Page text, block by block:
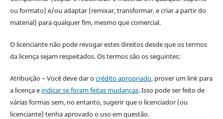
ou formato) e/ou adaptar (remixar, transformar, e criar a partir do
material) para qualquer fim, mesmo que comercial.
O licenciante não pode revogar estes direitos desde que os termos
da licença sejam respeitados. Os termos são os seguintes:
Atribuição – Você deve dar ocrédito apropriado, prover um link para
a licença e indicar se foram feitas mudanças. Isso pode ser feito de
várias formas sem, no entanto, sugerir que o licenciador (ou
licenciante) tenha aprovado o uso em questão.